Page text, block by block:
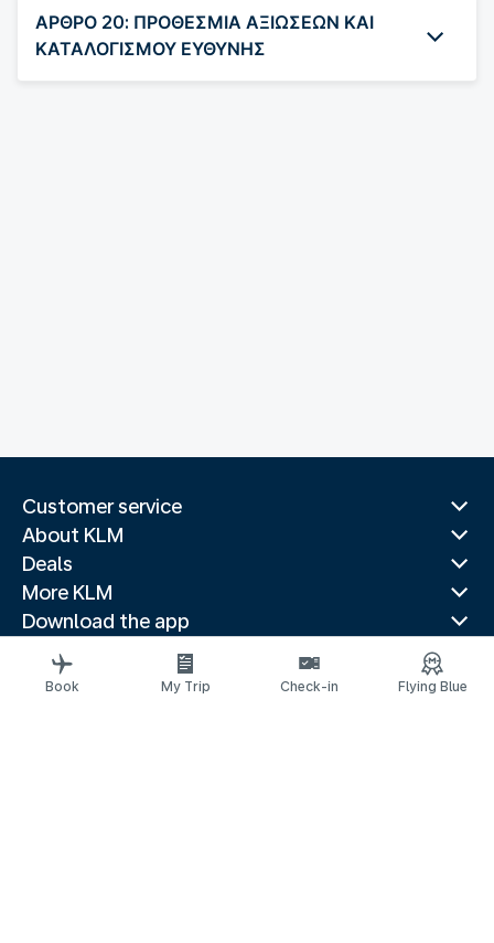
ΑΡΘΡΟ 20: ΠΡΟΘΕΣΜΙΑ ΑΞΙΩΣΕΩΝ ΚΑΙ
ΚΑΤΑΛΟΓΙΣΜΟΥ ΕΥΘΥΝΗΣ
Customer service
About KLM
Deals
More KLM
Download the app
Related websites
Travel guides
Book My Trip Check-in Flying Blue